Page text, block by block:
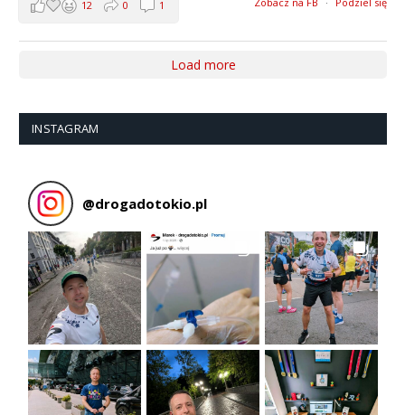
12 0 1
Load more
INSTAGRAM
@drogadotokio.pl